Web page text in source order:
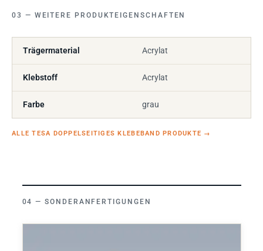
WEITERE PRODUKTEIGENSCHAFTEN
Trägermaterial Acrylat
Klebstoff Acrylat
Farbe grau
ALLE TESA DOPPELSEITIGES KLEBEBAND PRODUKTE →
SONDERANFERTIGUNGEN